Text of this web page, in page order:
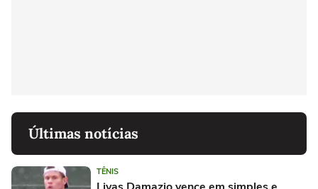
Últimas notícias
TÊNIS